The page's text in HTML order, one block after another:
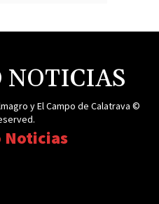
NOTICIAS
y El Campo de Calatrava ©
Noticias